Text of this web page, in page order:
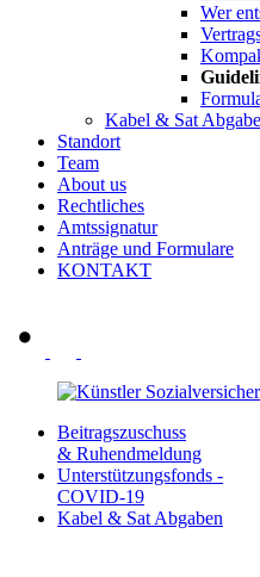
Wer
Kabel & Sat
Standort
Team
About us
Rechtliches
Amtssignatur
Anträge und Formulare
KONTAKT
Beitragszuschuss
& Ruhendmeldung
Unterstützungsfonds -
COVID-19
Kabel & Sat Abgaben